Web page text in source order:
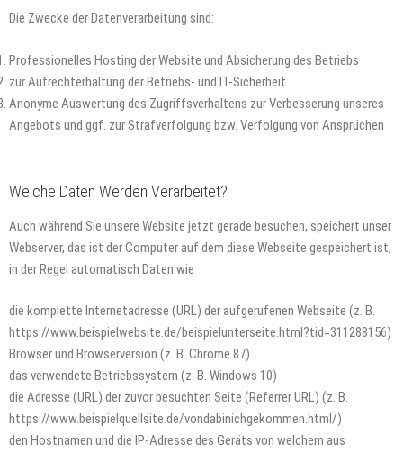
Die Zwecke der Datenverarbeitung sind:
Professionelles Hosting der Website und Absicherung des Betriebs
zur Aufrechterhaltung der Betriebs- und IT-Sicherheit
Anonyme Auswertung des Zugriffsverhaltens zur Verbesserung unseres
Angebots und ggf. zur Strafverfolgung bzw. Verfolgung von Ansprüchen
Welche Daten Werden Verarbeitet?
Auch während Sie unsere Website jetzt gerade besuchen, speichert unser
Webserver, das ist der Computer auf dem diese Webseite gespeichert ist,
in der Regel automatisch Daten wie
die komplette Internetadresse (URL) der aufgerufenen Webseite (z. B.
https://www.beispielwebsite.de/beispielunterseite.html?tid=311288156)
Browser und Browserversion (z. B. Chrome 87)
das verwendete Betriebssystem (z. B. Windows 10)
die Adresse (URL) der zuvor besuchten Seite (Referrer URL) (z. B.
https://www.beispielquellsite.de/vondabinichgekommen.html/)
den Hostnamen und die IP-Adresse des Geräts von welchem aus